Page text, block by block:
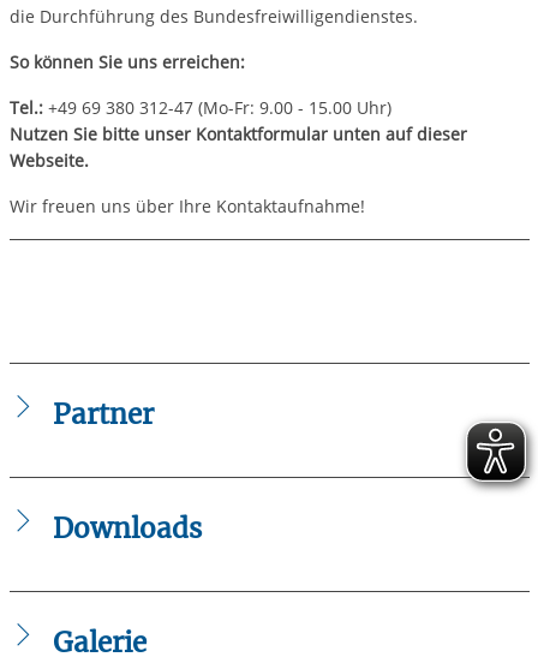
die Durchführung des Bundesfreiwilligendienstes.
So können Sie uns erreichen:
Tel.:+49 69 380 312-47 (Mo-Fr: 9.00 - 15.00 Uhr)
Nutzen Sie bitte unser Kontaktformular unten auf dieser
Webseite.
Wir freuen uns über Ihre Kontaktaufnahme!
Partner
Danke für die Unterstützung!
Downloads
Leitbild_des_IB.pdf
Galerie